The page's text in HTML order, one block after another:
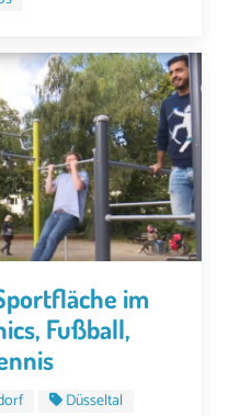
im
Fußball,
Düsseltal